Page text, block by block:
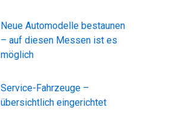
Neue Automodelle bestaunen
– auf diesen Messen ist es
möglich
Service-Fahrzeuge –
übersichtlich eingerichtet